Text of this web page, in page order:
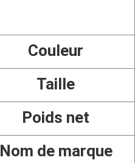
Couleur
Taille
Poids net
Nom de marque